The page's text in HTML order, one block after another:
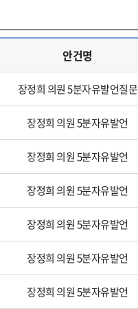
안건명
장정희 의원 5분자유발언질문
장정희 의원 5분자유발언
장정희 의원 5분자유발언
장정희 의원 5분자유발언
장정희 의원 5분자유발언
장정희 의원 5분자유발언
장정희 의원 5분자유발언